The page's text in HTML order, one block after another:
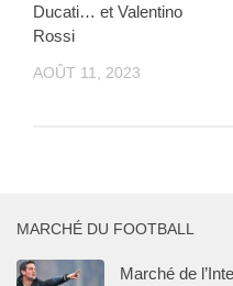
Ducati… et Valentino
Rossi
AOÛT 11, 2023
MARCHÉ DU FOOTBALL
Marché de